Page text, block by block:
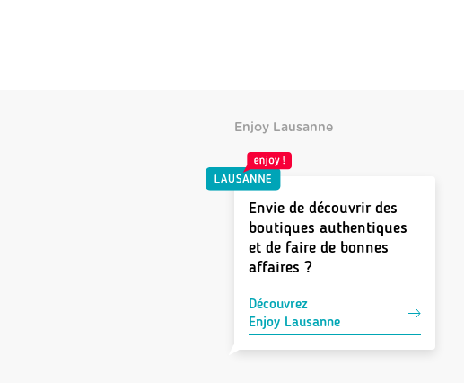
Enjoy Lausanne
Envie de découvrir des
boutiques authentiques
et de faire de bonnes
affaires ?
Découvrez
Enjoy Lausanne